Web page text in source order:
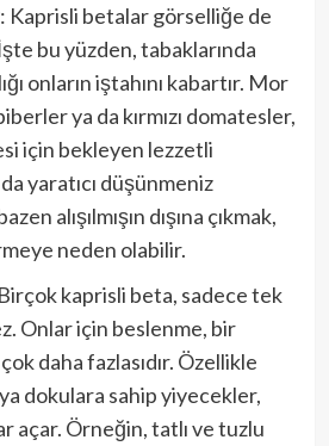
: Kaprisli betalar görselliğe de
bu yüzden, tabaklarında
onların iştahını kabartır. Mor
ya da kırmızı domatesler,
için bekleyen lezzetli
yaratıcı düşünmeniz
alışılmışın dışına çıkmak,
neden olabilir.
kaprisli beta, sadece tek
Onlar için beslenme, bir
daha fazlasıdır. Özellikle
dokulara sahip yiyecekler,
açar. Örneğin, tatlı ve tuzlu